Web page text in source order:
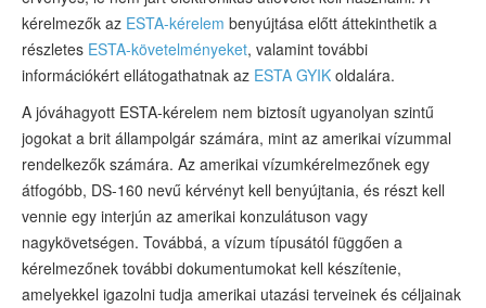
kérelmezők az ESTA-kérelem benyújtása előtt áttekinthetik a
részletes ESTA-követelményeket, valamint további
információkért ellátogathatnak az ESTA GYIK oldalára.
A jóváhagyott ESTA-kérelem nem biztosít ugyanolyan szintű
jogokat a brit állampolgár számára, mint az amerikai vízummal
rendelkezők számára. Az amerikai vízumkérelmezőnek egy
átfogóbb, DS-160 nevű kérvényt kell benyújtania, és részt kell
vennie egy interjún az amerikai konzulátuson vagy
nagykövetségen. Továbbá, a vízum típusától függően a
kérelmezőnek további dokumentumokat kell készítenie,
amelyekkel igazolni tudja amerikai utazási terveinek és céljainak